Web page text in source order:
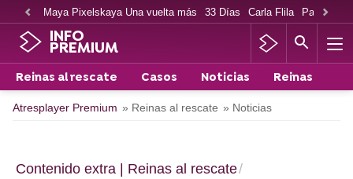
Maya Pixelskaya Una vuelta más 33 Días Carla Flila Paco
INFO
PREMIUM
Reinas al rescate Casos Noticias Reinas
Atresplayer Premium » Reinas al rescate » Noticias
Contenido extra | Reinas al rescate